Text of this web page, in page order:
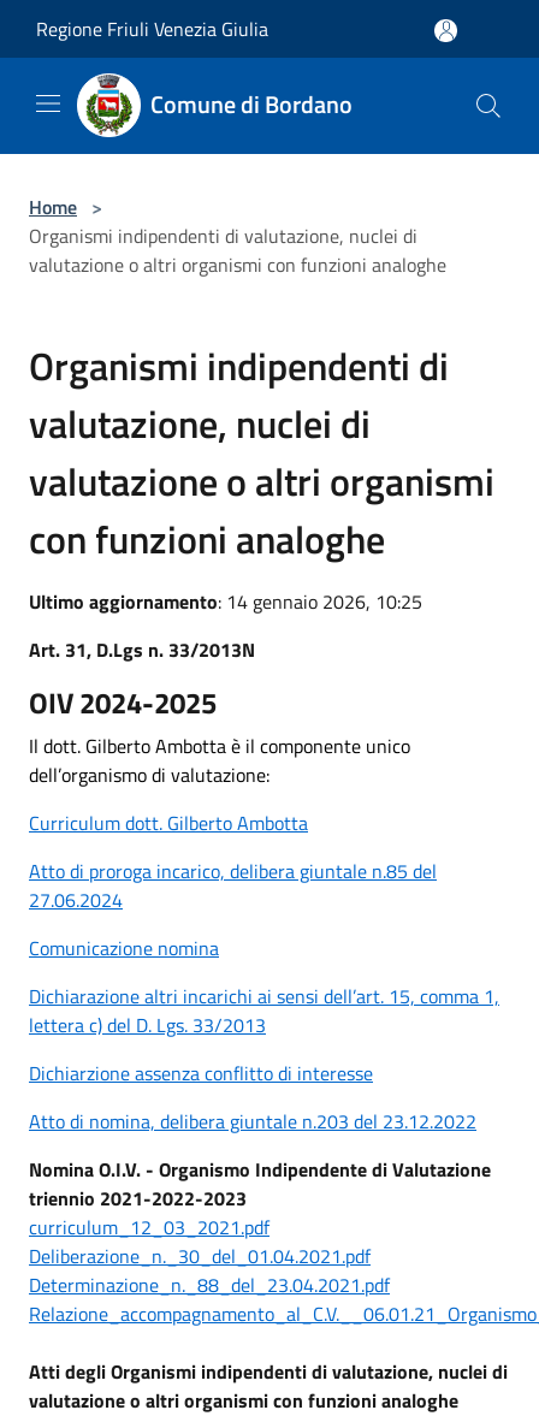
Regione Friuli Venezia Giulia
Comune di Bordano
Home >
Organismi indipendenti di valutazione, nuclei di
valutazione o altri organismi con funzioni analoghe
Organismi indipendenti di
valutazione, nuclei di
valutazione o altri organismi
con funzioni analoghe
Ultimo aggiornamento: 14 gennaio 2026, 10:25
Art. 31, D.Lgs n. 33/2013N
OIV 2024-2025
Il dott. Gilberto Ambotta è il componente unico
dell’organismo di valutazione:
Curriculum dott. Gilberto Ambotta
Atto di proroga incarico, delibera giuntale n.85 del
27.06.2024
Comunicazione nomina
Dichiarazione altri incarichi ai sensi dell’art. 15, comma 1,
lettera c) del D. Lgs. 33/2013
Dichiarzione assenza conflitto di interesse
Atto di nomina, delibera giuntale n.203 del 23.12.2022
Nomina O.I.V. - Organismo Indipendente di Valutazione
triennio 2021-2022-2023
curriculum_12_03_2021.pdf
Deliberazione_n._30_del_01.04.2021.pdf
Determinazione_n._88_del_23.04.2021.pdf
Atti degli Organismi indipendenti di valutazione, nuclei di
valutazione o altri organismi con funzioni analoghe